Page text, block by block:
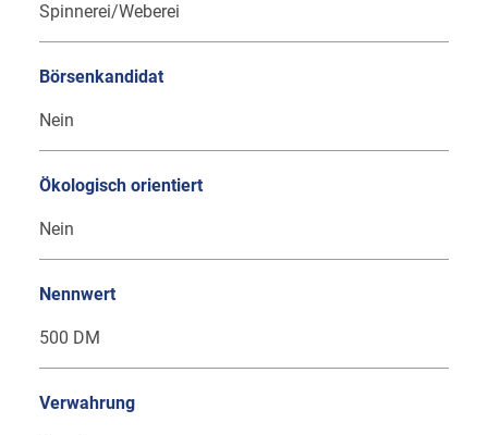
Spinnerei/Weberei
Börsenkandidat
Nein
Ökologisch orientiert
Nein
Nennwert
500 DM
Verwahrung